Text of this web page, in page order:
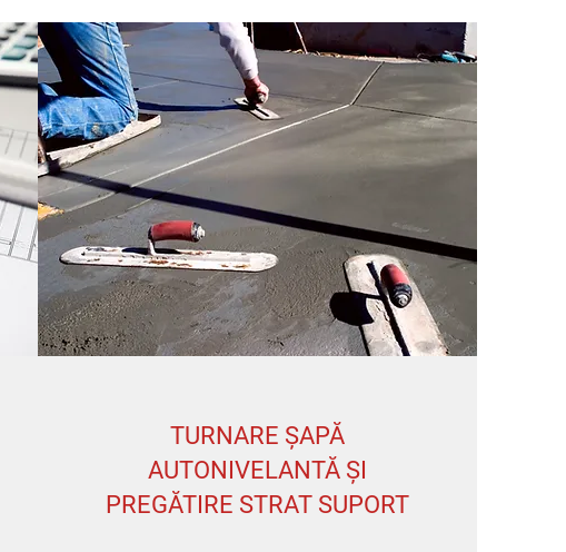
TURNARE ȘAPĂ
AUTONIVELANTĂ ȘI
PREGĂTIRE STRAT SUPORT